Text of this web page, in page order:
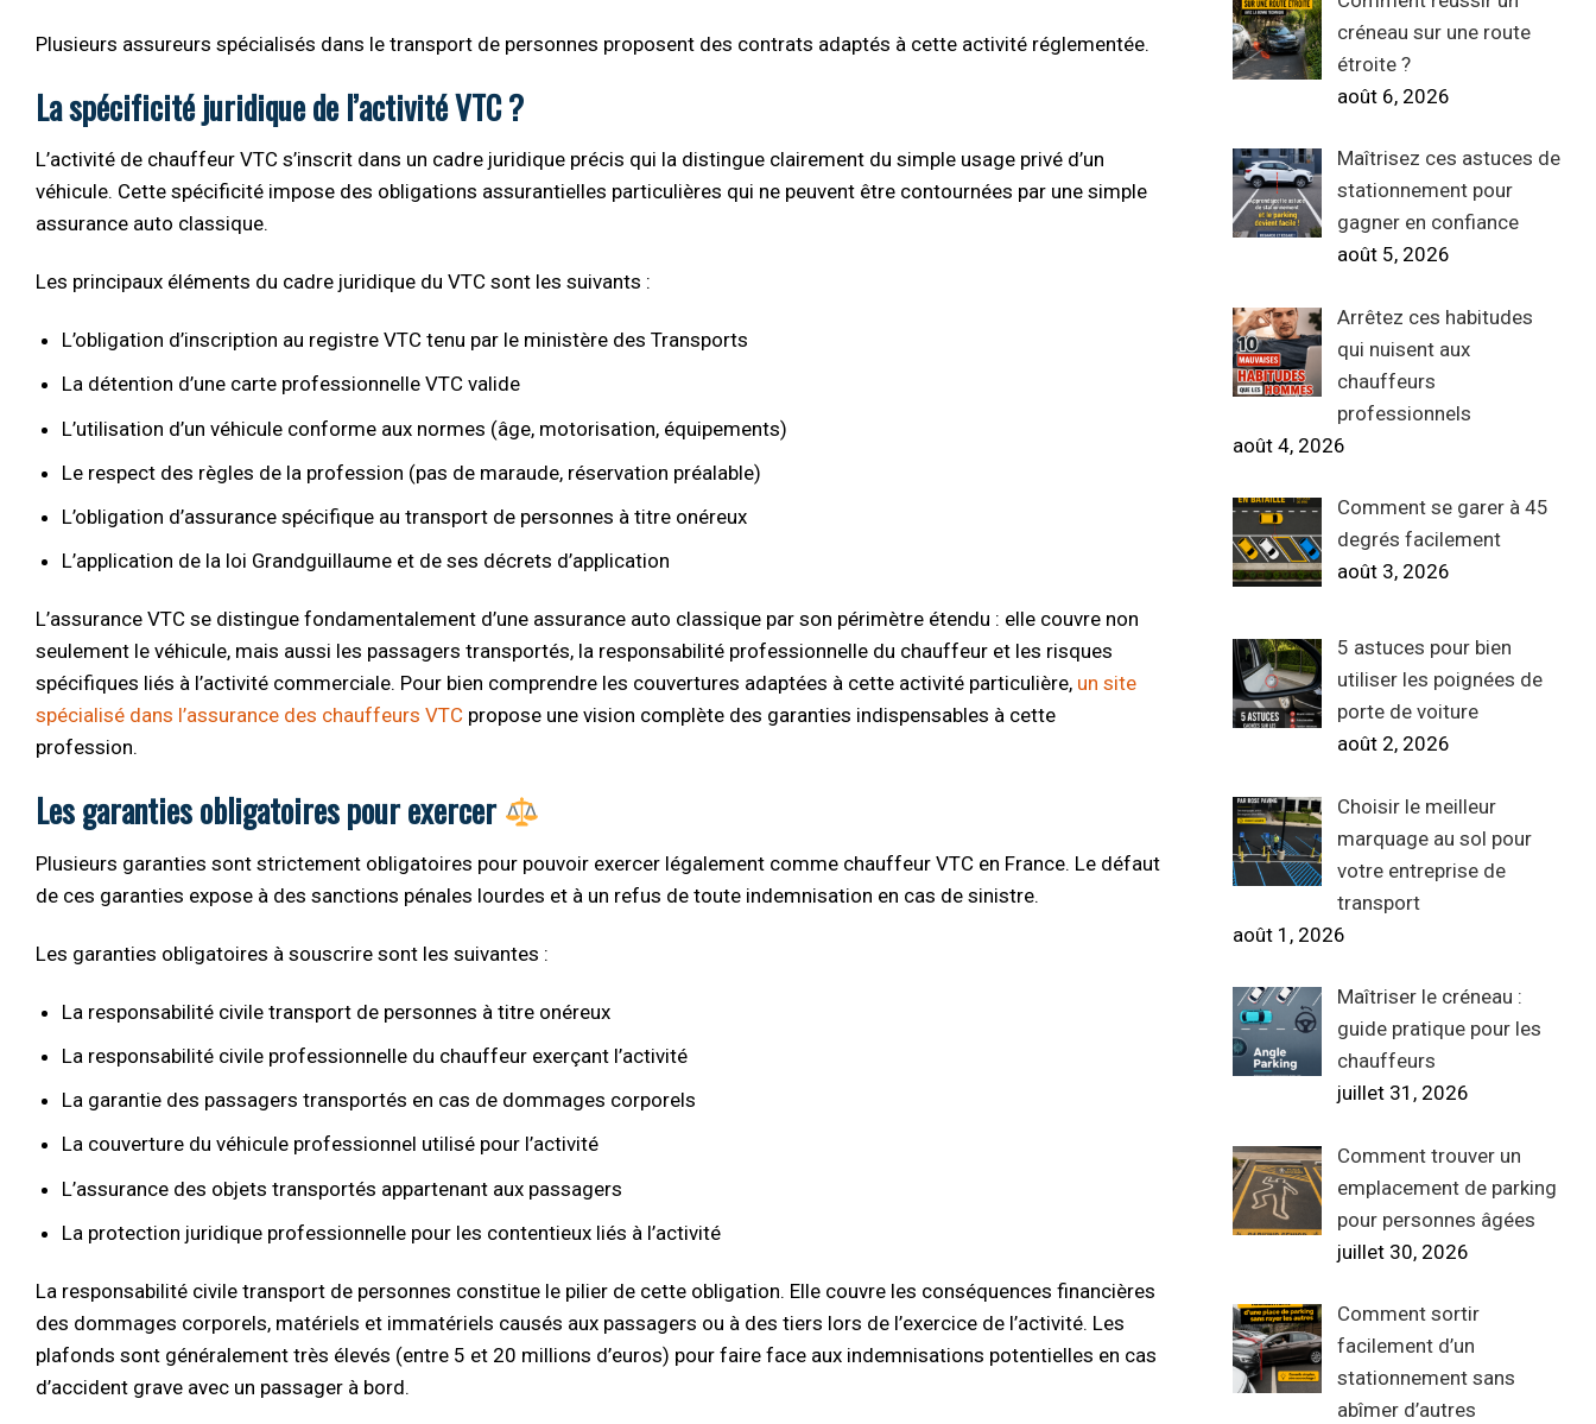
Plusieurs assureurs spécialisés dans le transport de personnes proposent des contrats adaptés à cette activité réglementée.
La spécificité juridique de l’activité VTC ?
L’activité de chauffeur VTC s’inscrit dans un cadre juridique précis qui la distingue clairement du simple usage privé d’un
véhicule. Cette spécificité impose des obligations assurantielles particulières qui ne peuvent être contournées par une simple
assurance auto classique.
Les principaux éléments du cadre juridique du VTC sont les suivants :
L’obligation d’inscription au registre VTC tenu par le ministère des Transports
La détention d’une carte professionnelle VTC valide
L’utilisation d’un véhicule conforme aux normes (âge, motorisation, équipements)
Le respect des règles de la profession (pas de maraude, réservation préalable)
L’obligation d’assurance spécifique au transport de personnes à titre onéreux
L’application de la loi Grandguillaume et de ses décrets d’application
L’assurance VTC se distingue fondamentalement d’une assurance auto classique par son périmètre étendu : elle couvre non
seulement le véhicule, mais aussi les passagers transportés, la responsabilité professionnelle du chauffeur et les risques
spécifiques liés à l’activité commerciale. Pour bien comprendre les couvertures adaptées à cette activité particulière, un site
spécialisé dans l’assurance des chauffeurs VTC propose une vision complète des garanties indispensables à cette
profession.
Les garanties obligatoires pour exercer
Plusieurs garanties sont strictement obligatoires pour pouvoir exercer légalement comme chauffeur VTC en France. Le défaut
de ces garanties expose à des sanctions pénales lourdes et à un refus de toute indemnisation en cas de sinistre.
Les garanties obligatoires à souscrire sont les suivantes :
La responsabilité civile transport de personnes à titre onéreux
La responsabilité civile professionnelle du chauffeur exerçant l’activité
La garantie des passagers transportés en cas de dommages corporels
La couverture du véhicule professionnel utilisé pour l’activité
L’assurance des objets transportés appartenant aux passagers
La protection juridique professionnelle pour les contentieux liés à l’activité
La responsabilité civile transport de personnes constitue le pilier de cette obligation. Elle couvre les conséquences financières
des dommages corporels, matériels et immatériels causés aux passagers ou à des tiers lors de l’exercice de l’activité. Les
plafonds sont généralement très élevés (entre 5 et 20 millions d’euros) pour faire face aux indemnisations potentielles en cas
d’accident grave avec un passager à bord.
créneau sur une route
étroite ?
août 6, 2026
Maîtrisez ces astuces de
stationnement pour
gagner en confiance
août 5, 2026
Arrêtez ces habitudes
qui nuisent aux
chauffeurs
professionnels
août 4, 2026
Comment se garer à 45
degrés facilement
août 3, 2026
5 astuces pour bien
utiliser les poignées de
porte de voiture
août 2, 2026
Choisir le meilleur
marquage au sol pour
votre entreprise de
transport
août 1, 2026
Maîtriser le créneau :
guide pratique pour les
chauffeurs
juillet 31, 2026
Comment trouver un
emplacement de parking
pour personnes âgées
juillet 30, 2026
Comment sortir
facilement d’un
stationnement sans
abîmer d’autres